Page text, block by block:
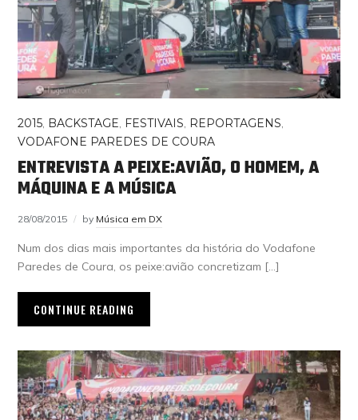
2015 BACKSTAGE FESTIVAIS REPORTAGENS
VODAFONE PAREDES DE COURA
ENTREVISTA A PEIXE:AVIÃO, O HOMEM, A
MÁQUINA E A MÚSICA
28/08/2015 by Música em DX
Num dos dias mais importantes da história do Vodafone
Paredes de Coura, os peixe:avião concretizam […]
CONTINUE READING